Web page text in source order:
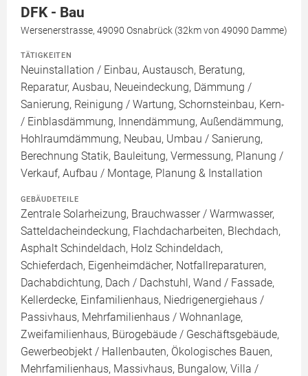
DFK - Bau
Wersenerstrasse, 49090 Osnabrück (32km von 49090 Damme)
TÄTIGKEITEN
Neuinstallation / Einbau, Austausch, Beratung,
Reparatur, Ausbau, Neueindeckung, Dämmung /
Sanierung, Reinigung / Wartung, Schornsteinbau, Kern-
/ Einblasdämmung, Innendämmung, Außendämmung,
Hohlraumdämmung, Neubau, Umbau / Sanierung,
Berechnung Statik, Bauleitung, Vermessung, Planung /
Verkauf, Aufbau / Montage, Planung & Installation
GEBÄUDETEILE
Zentrale Solarheizung, Brauchwasser / Warmwasser,
Satteldacheindeckung, Flachdacharbeiten, Blechdach,
Asphalt Schindeldach, Holz Schindeldach,
Schieferdach, Eigenheimdächer, Notfallreparaturen,
Dachabdichtung, Dach / Dachstuhl, Wand / Fassade,
Kellerdecke, Einfamilienhaus, Niedrigenergiehaus /
Passivhaus, Mehrfamilienhaus / Wohnanlage,
Zweifamilienhaus, Bürogebäude / Geschäftsgebäude,
Gewerbeobjekt / Hallenbauten, Ökologisches Bauen,
Mehrfamilienhaus, Massivhaus, Bungalow, Villa /